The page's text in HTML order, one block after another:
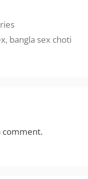
, bangla sex choti
comment.